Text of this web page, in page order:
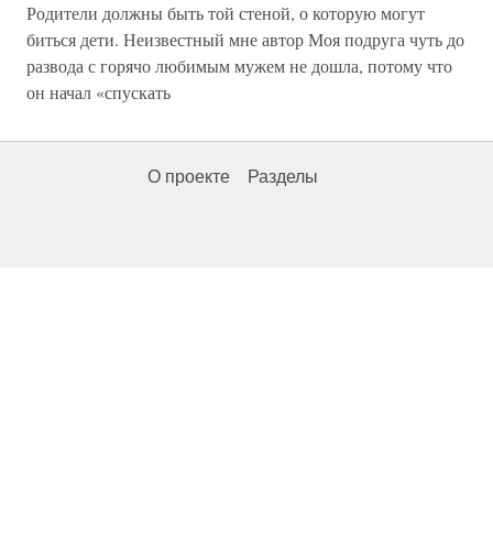
Родители должны быть той стеной, о которую могут
биться дети. Неизвестный мне автор Моя подруга чуть до
развода с горячо любимым мужем не дошла, потому что
он начал «спускать
О проекте Разделы